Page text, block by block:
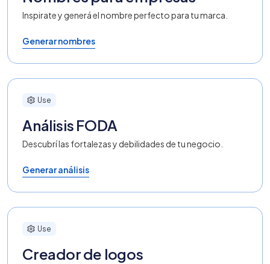
Inspirate y generá el nombre perfecto para tu marca.
Generar nombres
Use
Análisis FODA
Descubrí las fortalezas y debilidades de tu negocio.
Generar análisis
Use
Creador de logos